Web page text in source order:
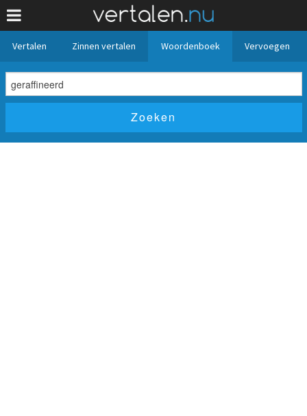
Vertalen Zinnen vertalen Woordenboek Vervoegen